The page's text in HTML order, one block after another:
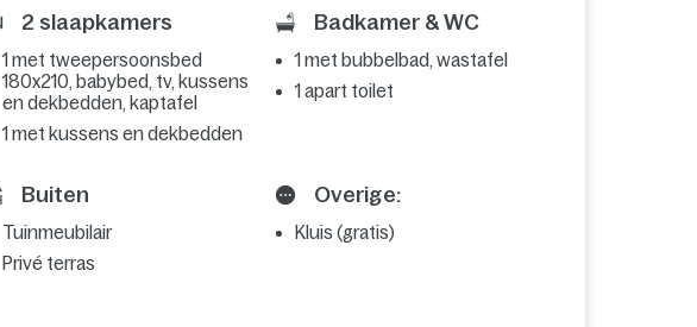
2 slaapkamers
1 met tweepersoonsbed
180x210, babybed, tv, kussens
en dekbedden, kaptafel
1 met kussens en dekbedden
Badkamer & WC
1 met bubbelbad, wastafel
1 apart toilet
Buiten
Tuinmeubilair
Privé terras
Overige:
Kluis (gratis)